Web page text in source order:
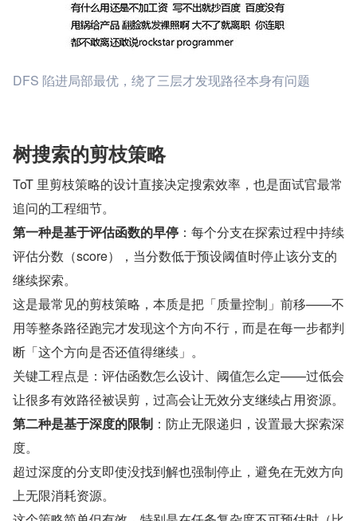
DFS 陷进局部最优，绕了三层才发现路径本身有问题
树搜索的剪枝策略
ToT 里剪枝策略的设计直接决定搜索效率，也是面试官最常
追问的工程细节。
第一种是基于评估函数的早停 ：每个分支在探索过程中持续
评估分数（score），当分数低于预设阈值时停止该分支的
继续探索。
这是最常见的剪枝策略，本质是把「质量控制」前移——不
用等整条路径跑完才发现这个方向不行，而是在每一步都判
断「这个方向是否还值得继续」。
关键工程点是：评估函数怎么设计、阈值怎么定——过低会
让很多有效路径被误剪，过高会让无效分支继续占用资源。
第二种是基于深度的限制 ：防止无限递归，设置最大探索深
度。
超过深度的分支即使没找到解也强制停止，避免在无效方向
上无限消耗资源。